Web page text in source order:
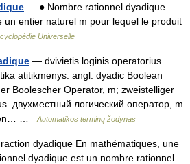
— ● Nombre rationnel dyadique
un entier naturel m pour lequel le produit
Universelle
— dvivietis loginis operatorius
atitikmenys: angl. dyadic Boolean
Boolescher Operator, m; zweistelliger
двухместный логический оператор, m
…
Automatikos terminų žodynas
dyadique En mathématiques, une
dyadique est un nombre rationnel